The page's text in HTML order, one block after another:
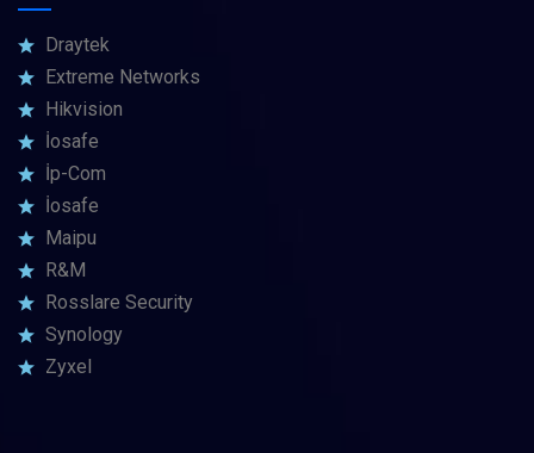
Draytek
Extreme Networks
Hikvision
İosafe
İp-Com
İosafe
Maipu
R&M
Rosslare Security
Synology
Zyxel